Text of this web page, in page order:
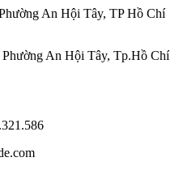
An Hội Tây, TP Hồ Chí
An Hội Tây, Tp.Hồ Chí